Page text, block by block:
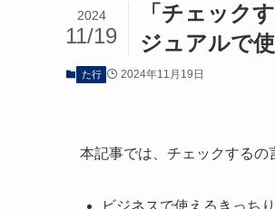
「チェック
ジュアルで
2024
11/19
た行 2024年11月19日
本記事では、チェックするの
ビジネスで使えるきっち